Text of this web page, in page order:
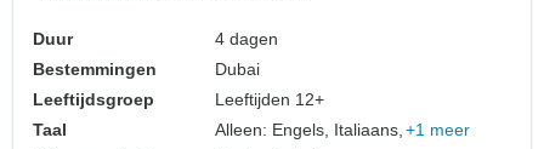
Duur
4 dagen
Bestemmingen
Dubai
Leeftijdsgroep
Leeftijden 12+
Taal
Alleen: Engels, Italiaans, +1 meer